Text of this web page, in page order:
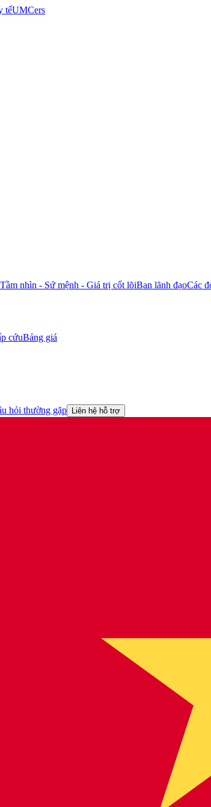
tếUMCers
Tầm nhìn - Sứ mệnh - Giá trị cốt lõiBan lãnh đạoCác
cứuBảng giá
hỏi thường gặp Liên hệ hỗ trợ